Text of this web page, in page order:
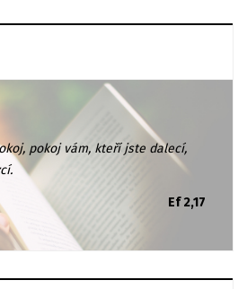
pokoj vám, kteří jste dalecí,
Ef 2,17